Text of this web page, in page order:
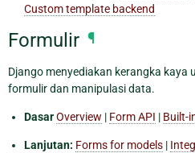
Custom template backend
Formulir ¶
Django menyediakan kerangka
formulir dan manipulasi data.
DasarOverview | Form API | Built-
Lanjutan: Forms for models |